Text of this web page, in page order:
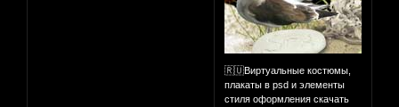
🇷🇺Виртуальные костюмы,
плакаты в psd и элементы
стиля оформления скачать